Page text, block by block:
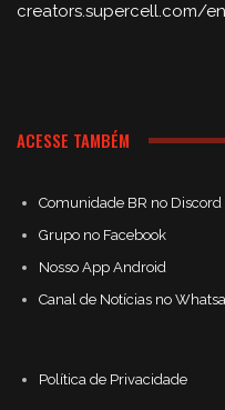
creators.supercell.com/
ACESSE TAMBÉM
Comunidade BR no Discord
Grupo no Facebook
Nosso App Android
Canal de Notícias no
Política de Privacidade